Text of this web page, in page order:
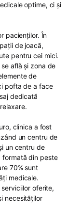
optime, ci și
pacienților. În
de joacă,
pentru cei mici.
află și zona de
de
pofta de a face
dedicată
clinica a fost
un centru de
un centru de
formată din peste
70% sunt
medicale.
oferite,
necesităților